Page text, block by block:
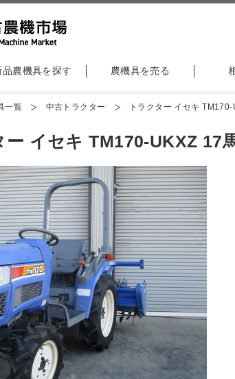
品農機具を探す 農機具を売る
一覧 中古トラクター トラクター イセキ
ー イセキ TM170-UKXZ 17